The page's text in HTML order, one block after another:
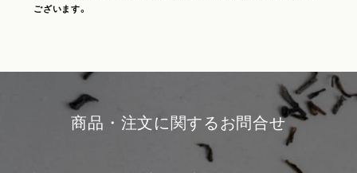
ございます。
商品・注文に関するお問合せ